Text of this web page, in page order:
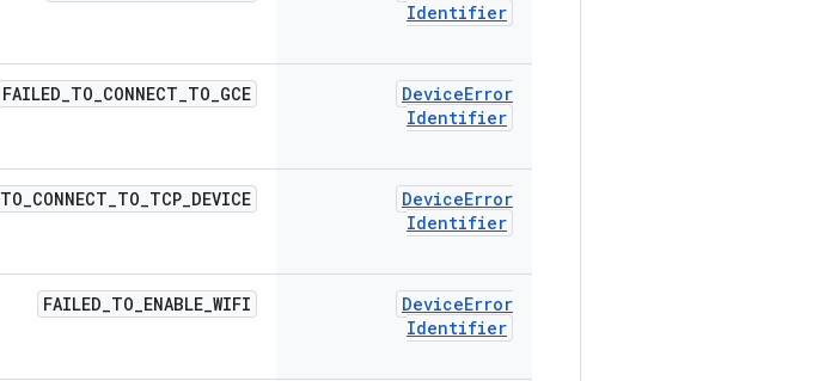
Identifier
DeviceError
Identifier
FAILED_TO_CONNECT_TO_GCE
DeviceError
Identifier
TO_CONNECT_TO_TCP_DEVICE
DeviceError
Identifier
FAILED_TO_ENABLE_WIFI